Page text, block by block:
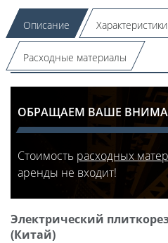
Описание Характеристики
Расходные материалы
ОБРАЩАЕМ ВАШЕ
Стоимость расходных
аренды не входит!
Электрический
(Китай)